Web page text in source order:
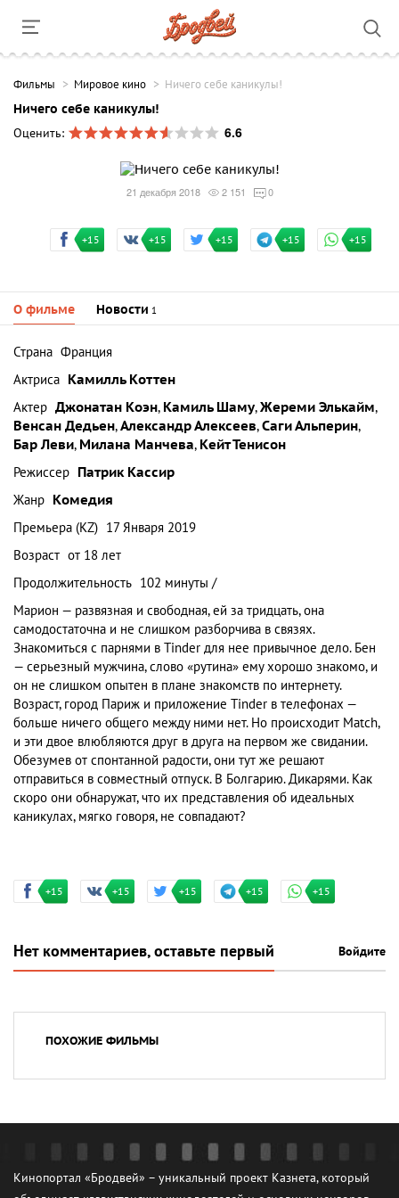
Фильмы Мировое кино Ничего себе каникулы!
Ничего себе каникулы!
Оценить:
6.6
21 декабря 2018 2 151 0
+15 +15 +15 +15 +15
О фильме Новости 1
Страна Франция
Актриса Камилль Коттен
Актер Джонатан Коэн, Камиль Шаму,Жереми Элькайм,
Венсан Дедьен,Александр Алексеев,Саги Альперин,
Бар Леви, Милана Манчева, Кейт Тенисон
Режиссер Патрик Кассир
Жанр Комедия
Премьера (KZ) 17 Января 2019
Возраст от 18 лет
Продолжительность 102 минуты /
Марион — развязная и свободная, ей за тридцать, она
самодостаточна и не слишком разборчива в связях.
Знакомиться с парнями в Tinder для нее привычное дело. Бен
— серьезный мужчина, слово «рутина» ему хорошо знакомо, и
он не слишком опытен в плане знакомств по интернету.
Возраст, город Париж и приложение Tinder в телефонах —
больше ничего общего между ними нет. Но происходит Match,
и эти двое влюбляются друг в друга на первом же свидании.
Обезумев от спонтанной радости, они тут же решают
отправиться в совместный отпуск. В Болгарию. Дикарями. Как
скоро они обнаружат, что их представления об идеальных
каникулах, мягко говоря, не совпадают?
+15 +15 +15 +15 +15
Нет комментариев, оставьте первый Войдите
ПОХОЖИЕ ФИЛЬМЫ
Кинопортал «Бродвей» – уникальный проект Казнета, который